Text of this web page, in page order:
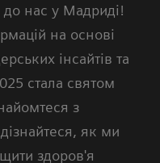
нас у Мадриді!
на основі
інсайтів та
стала святом
з
як ми
здоров'я